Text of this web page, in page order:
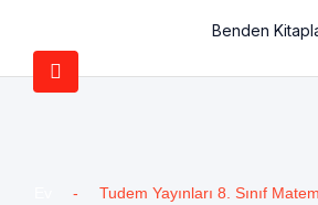
Benden
-
Tudem Yayınları 8. Sınıf